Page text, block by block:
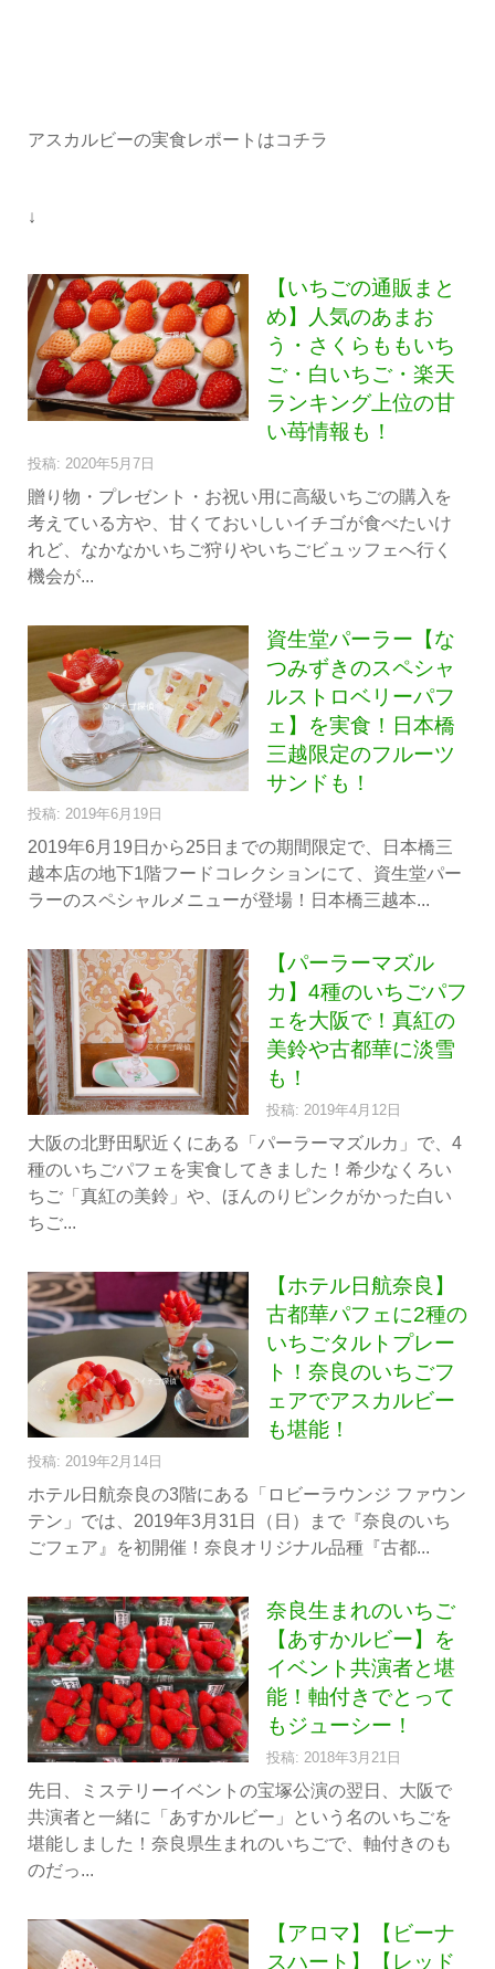
アスカルビーの実食レポートはコチラ
↓
【いちごの通販まと
め】人気のあまお
う・さくらももいち
ご・白いちご・楽天
ランキング上位の甘
い苺情報も！
投稿: 2020年5月7日
贈り物・プレゼント・お祝い用に高級いちごの購入を
考えている方や、甘くておいしいイチゴが食べたいけ
れど、なかなかいちご狩りやいちごビュッフェへ行く
機会が...
資生堂パーラー【な
つみずきのスペシャ
ルストロベリーパフ
ェ】を実食！日本橋
三越限定のフルーツ
サンドも！
投稿: 2019年6月19日
2019年6月19日から25日までの期間限定で、日本橋三
越本店の地下1階フードコレクションにて、資生堂パー
ラーのスペシャルメニューが登場！日本橋三越本...
【パーラーマズル
カ】4種のいちごパフ
ェを大阪で！真紅の
美鈴や古都華に淡雪
も！
投稿: 2019年4月12日
大阪の北野田駅近くにある「パーラーマズルカ」で、4
種のいちごパフェを実食してきました！希少なくろい
ちご「真紅の美鈴」や、ほんのりピンクがかった白い
ちご...
【ホテル日航奈良】
古都華パフェに2種の
いちごタルトプレー
ト！奈良のいちごフ
ェアでアスカルビー
も堪能！
投稿: 2019年2月14日
ホテル日航奈良の3階にある「ロビーラウンジ ファウン
テン」では、2019年3月31日（日）まで『奈良のいち
ごフェア』を初開催！奈良オリジナル品種『古都...
奈良生まれのいちご
【あすかルビー】を
イベント共演者と堪
能！軸付きでとって
もジューシー！
投稿: 2018年3月21日
先日、ミステリーイベントの宝塚公演の翌日、大阪で
共演者と一緒に「あすかルビー」という名のいちごを
堪能しました！奈良県生まれのいちごで、軸付きのも
のだっ...
【アロマ】【ビーナ
スハート】【レッド